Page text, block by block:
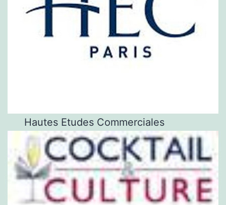
Hautes Etudes Commerciales